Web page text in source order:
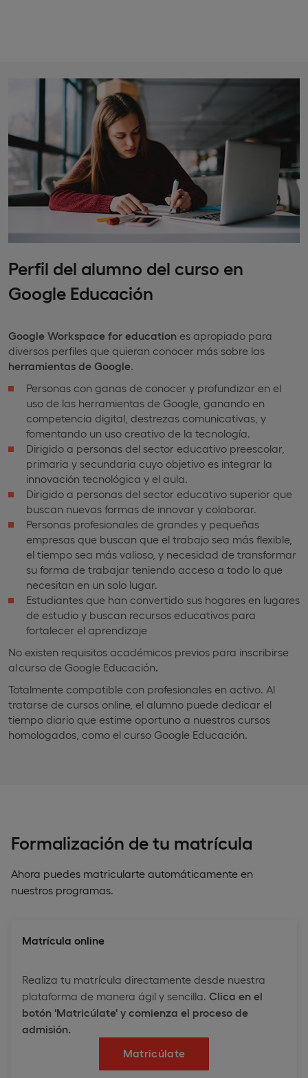
Perfil del alumno del curso en
Google Educación
Google Workspace for education es apropiado para
diversos perfiles que quieran conocer más sobre las
herramientas de Google
Personas con ganas de conocer y profundizar en el
uso de las herramientas de Google, ganando en
competencia digital, destrezas comunicativas, y
fomentando un uso creativo de la tecnología.
Dirigido a personas del sector educativo preescolar,
primaria y secundaria cuyo objetivo es integrar la
innovación tecnológica y el aula.
Dirigido a personas del sector educativo superior que
buscan nuevas formas de innovar y colaborar.
Personas profesionales de grandes y pequeñas
empresas que buscan que el trabajo sea más flexible,
el tiempo sea más valioso, y necesidad de transformar
su forma de trabajar teniendo acceso a todo lo que
necesitan en un solo lugar.
Estudiantes que han convertido sus hogares en lugares
de estudio y buscan recursos educativos para
fortalecer el aprendizaje
No existen requisitos académicos previos para inscribirse
al curso de Google Educación
Totalmente compatible con profesionales en activo. Al
tratarse de cursos online, el alumno puede dedicar el
tiempo diario que estime oportuno a nuestros cursos
homologados, como el curso Google Educación.
Formalización de tu matrícula
Ahora puedes matricularte automáticamente en
nuestros programas.
Matrícula online
Realiza tu matrícula directamente desde nuestra
plataforma de manera ágil y sencilla. Clica en el
botón 'Matricúlate' y comienza el proceso de
admisión.
Matricúlate